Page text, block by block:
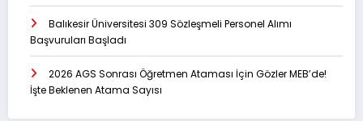
Balıkesir Üniversitesi 309 Sözleşmeli Personel Alımı
Başvuruları Başladı
2026 AGS Sonrası Öğretmen Ataması İçin Gözler MEB’de!
İşte Beklenen Atama Sayısı